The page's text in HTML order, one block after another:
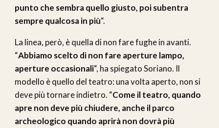
punto che sembra quello giusto, poi subentra
sempre qualcosa in più“.
La linea, però, è quella di non fare fughe in avanti.
“Abbiamo scelto di non fare aperture lampo,
aperture occasionali“, ha spiegato Soriano. Il
modello è quello del teatro: una volta aperto, non si
deve più tornare indietro. “Come il teatro, quando
apre non deve più chiudere, anche il parco
archeologico quando aprirà non dovrà più